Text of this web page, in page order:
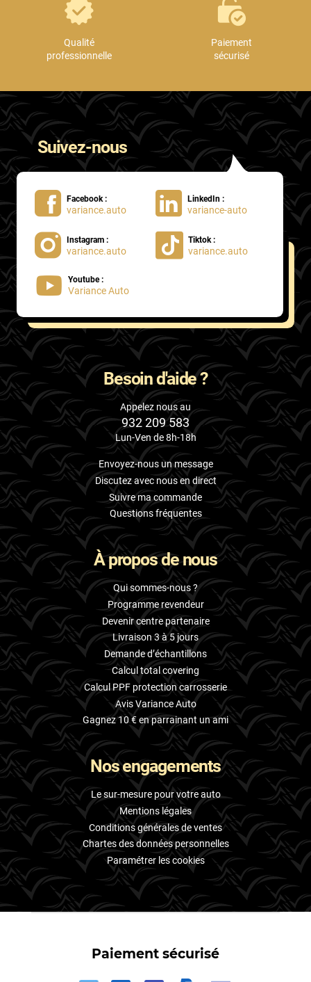
Qualité
professionnelle
Paiement
sécurisé
Suivez-nous
Facebook :
variance.auto
LinkedIn :
variance-auto
Instagram :
variance.auto
Tiktok :
variance.auto
Youtube :
Variance Auto
Besoin d'aide ?
Appelez nous au
932 209 583
Lun-Ven de 8h-18h
Envoyez-nous un message
Discutez avec nous en direct
Suivre ma commande
Questions fréquentes
À propos de nous
Qui sommes-nous ?
Programme revendeur
Devenir centre partenaire
Livraison 3 à 5 jours
Demande d’échantillons
Calcul total covering
Calcul PPF protection carrosserie
Avis Variance Auto
Gagnez 10 € en parrainant un ami
Nos engagements
Le sur-mesure pour votre auto
Mentions légales
Conditions générales de ventes
Chartes des données personnelles
Paramétrer les cookies
Paiement sécurisé